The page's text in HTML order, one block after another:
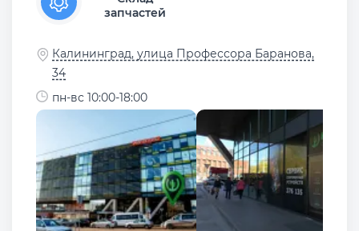
запчастей
Калининград, улица Профессора Баранова,
34
пн-вс 10:00-18:00